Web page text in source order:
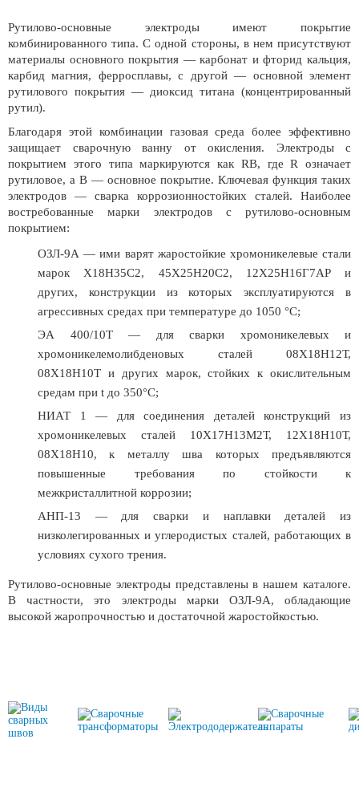
Рутилово-основные электроды имеют покрытие
комбинированного типа. С одной стороны, в нем присутствуют
материалы основного покрытия — карбонат и фторид кальция,
карбид магния, ферросплавы, с другой — основной элемент
рутилового покрытия — диоксид титана (концентрированный
рутил).
Благодаря этой комбинации газовая среда более эффективно
защищает сварочную ванну от окисления. Электроды с
покрытием этого типа маркируются как RB, где R означает
рутиловое, а B — основное покрытие. Ключевая функция таких
электродов — сварка коррозионностойких сталей. Наиболее
востребованные марки электродов с рутилово-основным
покрытием:
ОЗЛ-9А — ими варят жаростойкие хромоникелевые стали
марок Х18Н35С2, 45Х25Н20С2, 12Х25Н16Г7АР и
других, конструкции из которых эксплуатируются в
агрессивных средах при температуре до 1050 °С;
ЭА 400/10Т — для сварки хромоникелевых и
хромоникелемолибденовых сталей 08Х18Н12Т,
08Х18Н10Т и других марок, стойких к окислительным
средам при t до 350°С;
НИАТ 1 — для соединения деталей конструкций из
хромоникелевых сталей 10Х17Н13М2Т, 12Х18Н10Т,
08Х18Н10, к металлу шва которых предъявляются
повышенные требования по стойкости к
межкристаллитной коррозии;
АНП-13 — для сварки и наплавки деталей из
низколегированных и углеродистых сталей, работающих в
условиях сухого трения.
Рутилово-основные электроды представлены в нашем каталоге.
В частности, это электроды марки ОЗЛ-9А, обладающие
высокой жаропрочностью и достаточной жаростойкостью.